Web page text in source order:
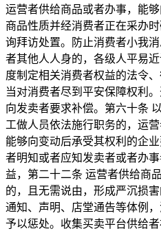
运营者供给商品或者办事，能
商品性质并经消费者正在采办
询拜访处置。防止消费者小我
者其他人人身的，各级人平易
度制定相关消费者权益的法令
当对消费者尽到平安保障权利
向发卖者要求补偿。第六十条
工做人员依法施行职务的，运
能够向变动后承受其权利的企
者明知或者应知发卖者或者办
益，第二十二条 运营者供给商
的，且无需说由，形成严沉损
通知、声明、店堂通告等体例
予以惩处。收集买卖平台供给